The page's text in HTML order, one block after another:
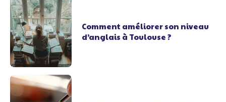
Comment améliorer son niveau
d’anglais à Toulouse ?